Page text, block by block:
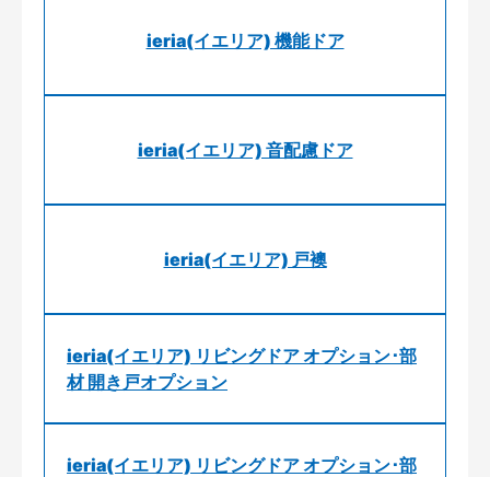
ieria(イエリア) 機能ドア
ieria(イエリア) 音配慮ドア
ieria(イエリア) 戸襖
ieria(イエリア) リビングドア オプション･部
材 開き戸オプション
ieria(イエリア) リビングドア オプション･部